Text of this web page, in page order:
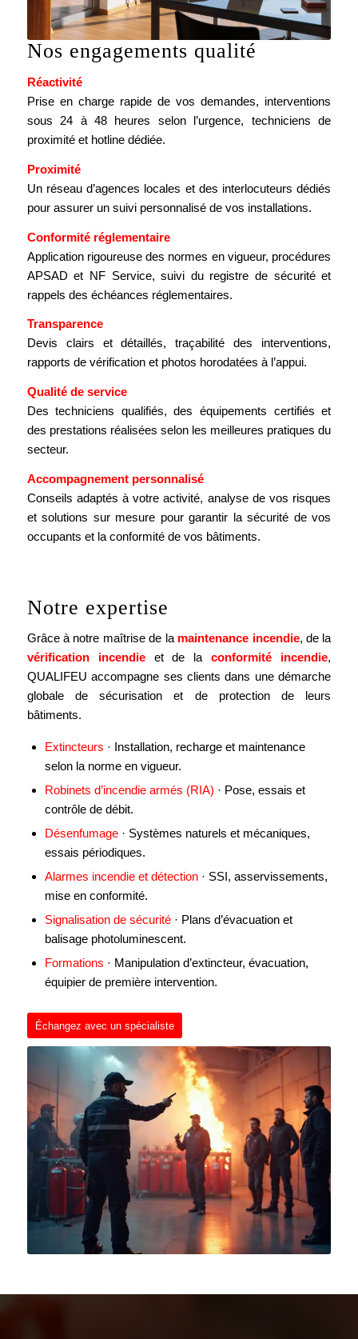
Nos engagements qualité
Réactivité
Prise en charge rapide de vos demandes, interventions
sous 24 à 48 heures selon l’urgence, techniciens de
proximité et hotline dédiée.
Proximité
Un réseau d’agences locales et des interlocuteurs dédiés
pour assurer un suivi personnalisé de vos installations.
Conformité réglementaire
Application rigoureuse des normes en vigueur, procédures
APSAD et NF Service, suivi du registre de sécurité et
rappels des échéances réglementaires.
Transparence
Devis clairs et détaillés, traçabilité des interventions,
rapports de vérification et photos horodatées à l’appui.
Qualité de service
Des techniciens qualifiés, des équipements certifiés et
des prestations réalisées selon les meilleures pratiques du
secteur.
Accompagnement personnalisé
Conseils adaptés à votre activité, analyse de vos risques
et solutions sur mesure pour garantir la sécurité de vos
occupants et la conformité de vos bâtiments.
Notre expertise
Grâce à notre maîtrise de la maintenance incendie, de la
vérification incendieet de laconformité incendie,
QUALIFEU accompagne ses clients dans une démarche
globale de sécurisation et de protection de leurs
bâtiments.
Extincteurs · Installation, recharge et maintenance
selon la norme en vigueur.
Robinets d’incendie armés (RIA) · Pose, essais et
contrôle de débit.
Désenfumage· Systèmes naturels et mécaniques,
essais périodiques.
Alarmes incendie et détection· SSI, asservissements,
mise en conformité.
Signalisation de sécurité· Plans d’évacuation et
balisage photoluminescent.
Formations · Manipulation d’extincteur, évacuation,
équipier de première intervention.
Échangez avec un spécialiste